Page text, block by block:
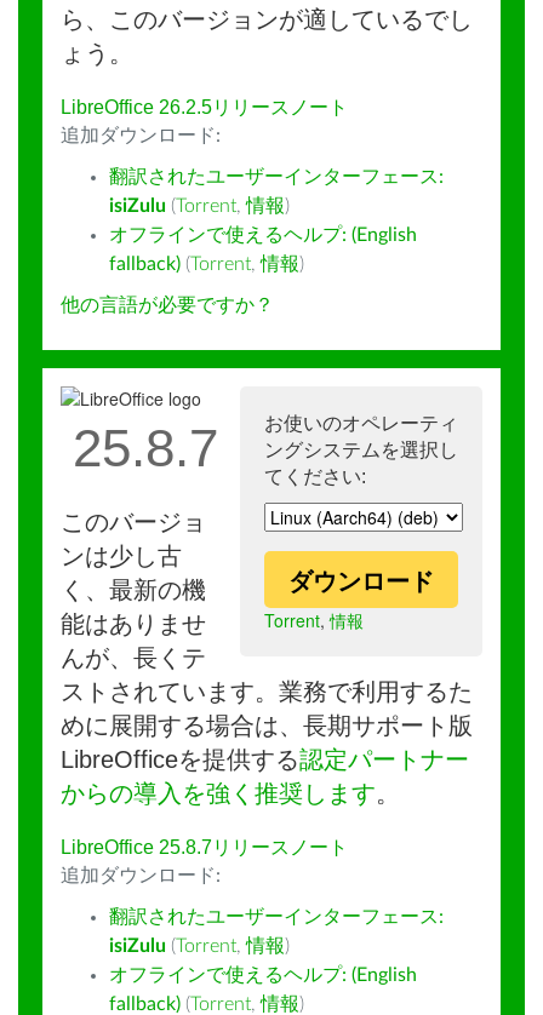
ら、このバージョンが適しているでし
ょう。
LibreOffice 26.2.5リリースノート
追加ダウンロード:
翻訳されたユーザーインターフェース:
isiZulu (Torrent,情報)
オフラインで使えるヘルプ: (English
fallback) (Torrent,情報)
他の言語が必要ですか？
お使いのオペレーティ
ングシステムを選択し
てください:
ダウンロード
Torrent,情報
25.8.7
このバージョ
ンは少し古
く、最新の機
能はありませ
んが、長くテ
ストされています。業務で利用するた
めに展開する場合は、長期サポート版
LibreOfficeを提供する認定パートナー
からの導入を強く推奨します。
LibreOffice 25.8.7リリースノート
追加ダウンロード:
翻訳されたユーザーインターフェース:
isiZulu (Torrent,情報)
オフラインで使えるヘルプ: (English
fallback) (Torrent,情報)